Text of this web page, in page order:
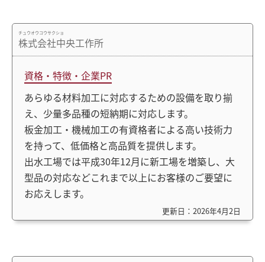
チュウオウコウサクショ
株式会社中央工作所
資格・特徴・企業PR
あらゆる材料加工に対応するための設備を取り揃
え、少量多品種の短納期に対応します。
板金加工・機械加工の有資格者による高い技術力
を持って、低価格と高品質を提供します。
出水工場では平成30年12月に新工場を増築し、大
型品の対応などこれまで以上にお客様のご要望に
お応えします。
更新日：2026年4月2日